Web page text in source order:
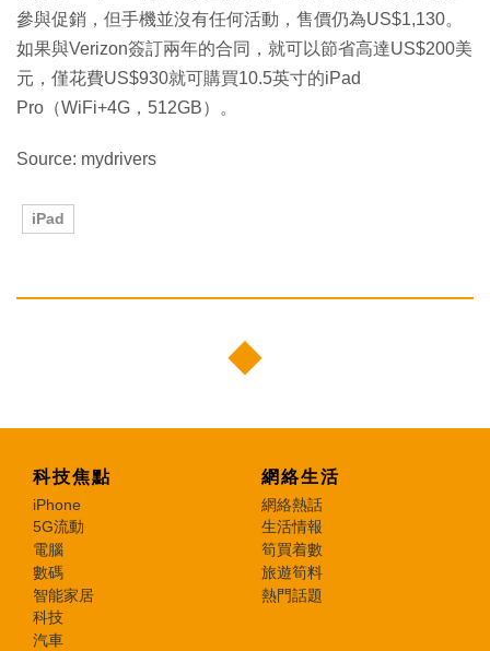
參與促銷，但手機並沒有任何活動，售價仍為US$1,130。
如果與Verizon簽訂兩年的合同，就可以節省高達US$200美
元，僅花費US$930就可購買10.5英寸的iPad
Pro（WiFi+4G，512GB）。
Source: mydrivers
iPad
科技焦點
iPhone
5G流動
電腦
數碼
智能家居
科技
汽車
網絡生活
網絡熱話
生活情報
筍買着數
旅遊筍料
熱門話題